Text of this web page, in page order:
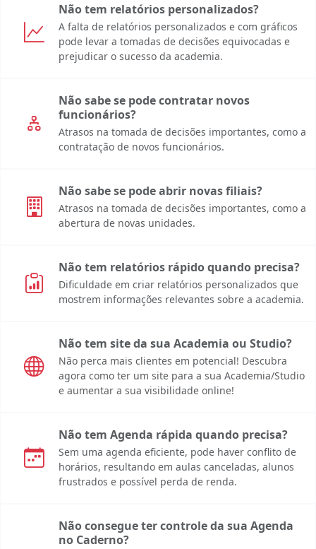
Não tem relatórios personalizados?
A falta de relatórios personalizados e com gráficos
pode levar a tomadas de decisões equivocadas e
prejudicar o sucesso da academia.
Não sabe se pode contratar novos
funcionários?
Atrasos na tomada de decisões importantes, como a
contratação de novos funcionários.
Não sabe se pode abrir novas filiais?
Atrasos na tomada de decisões importantes, como a
abertura de novas unidades.
Não tem relatórios rápido quando precisa?
Dificuldade em criar relatórios personalizados que
mostrem informações relevantes sobre a academia.
Não tem site da sua Academia ou Studio?
Não perca mais clientes em potencial! Descubra
agora como ter um site para a sua Academia/Studio
e aumentar a sua visibilidade online!
Não tem Agenda rápida quando precisa?
Sem uma agenda eficiente, pode haver conflito de
horários, resultando em aulas canceladas, alunos
frustrados e possível perda de renda.
Não consegue ter controle da sua Agenda
no Caderno?